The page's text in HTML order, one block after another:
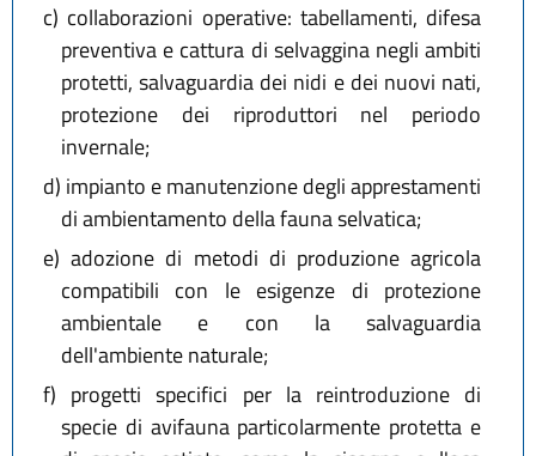
c) collaborazioni operative: tabellamenti, difesa
preventiva e cattura di selvaggina negli ambiti
protetti, salvaguardia dei nidi e dei nuovi nati,
protezione dei riproduttori nel periodo
invernale;
d) impianto e manutenzione degli apprestamenti
di ambientamento della fauna selvatica;
e) adozione di metodi di produzione agricola
compatibili con le esigenze di protezione
ambientale e con la salvaguardia
dell'ambiente naturale;
f) progetti specifici per la reintroduzione di
specie di avifauna particolarmente protetta e